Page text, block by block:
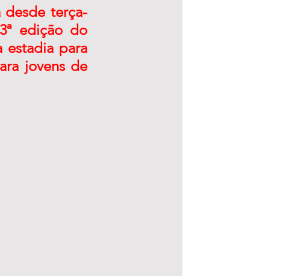
desde terça-
edição do
estadia para
jovens de